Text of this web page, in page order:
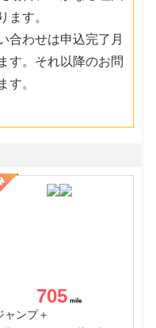
ます。
合わせは申込完了月
す。それ以降のお問
す。
705
ャンプ＋